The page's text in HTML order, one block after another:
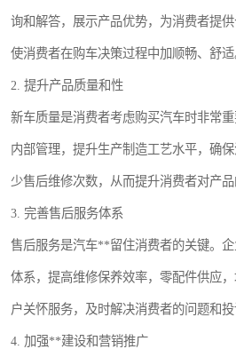
询和解答，展示产品优势，为消费者提供
使消费者在购车决策过程中加顺畅、舒适
2. 提升产品质量和性
新车质量是消费者考虑购买汽车时非常
内部管理，提升生产制造工艺水平，确
少售后维修次数，从而提升消费者对产品
3. 完善售后服务体系
售后服务是汽车**留住消费者的关键。
体系，提高维修保养效率，零配件供应
户关怀服务，及时解决消费者的问题和
4. 加强**建设和营销推广